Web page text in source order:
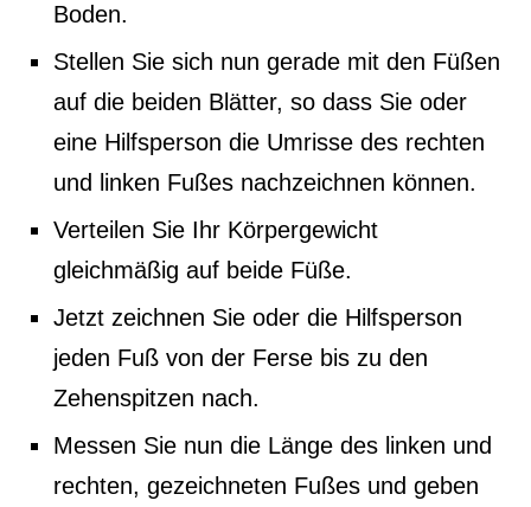
Boden.
Stellen Sie sich nun gerade mit den Füßen
auf die beiden Blätter, so dass Sie oder
eine Hilfsperson die Umrisse des rechten
und linken Fußes nachzeichnen können.
Verteilen Sie Ihr Körpergewicht
gleichmäßig auf beide Füße.
Jetzt zeichnen Sie oder die Hilfsperson
jeden Fuß von der Ferse bis zu den
Zehenspitzen nach.
Messen Sie nun die Länge des linken und
rechten, gezeichneten Fußes und geben